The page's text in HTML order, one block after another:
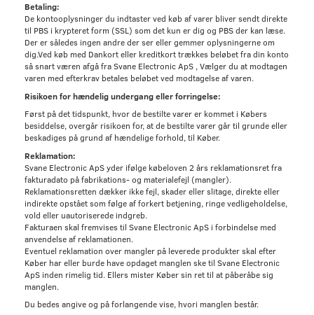
Betaling:
De kontooplysninger du indtaster ved køb af varer bliver sendt direkte
til PBS i krypteret form (SSL) som det kun er dig og PBS der kan læse.
Der er således ingen andre der ser eller gemmer oplysningerne om
dig.Ved køb med Dankort eller kreditkort trækkes beløbet fra din konto
så snart væren afgå fra Svane Electronic ApS , Vælger du at modtagen
varen med efterkrav betales beløbet ved modtagelse af varen.
Risikoen for hændelig undergang eller forringelse:
Først på det tidspunkt, hvor de bestilte varer er kommet i Købers
besiddelse, overgår risikoen for, at de bestilte varer går til grunde eller
beskadiges på grund af hændelige forhold, til Køber.
Reklamation:
Svane Electronic ApS yder ifølge købeloven 2 års reklamationsret fra
fakturadato på fabrikations- og materialefejl (mangler).
Reklamationsretten dækker ikke fejl, skader eller slitage, direkte eller
indirekte opstået som følge af forkert betjening, ringe vedligeholdelse,
vold eller uautoriserede indgreb.
Fakturaen skal fremvises til Svane Electronic ApS i forbindelse med
anvendelse af reklamationen.
Eventuel reklamation over mangler på leverede produkter skal efter
Køber har eller burde have opdaget manglen ske til Svane Electronic
ApS inden rimelig tid. Ellers mister Køber sin ret til at påberåbe sig
manglen.
Du bedes angive og på forlangende vise, hvori manglen består.